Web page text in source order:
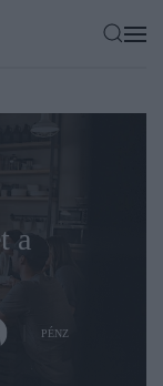
a
PÉNZ